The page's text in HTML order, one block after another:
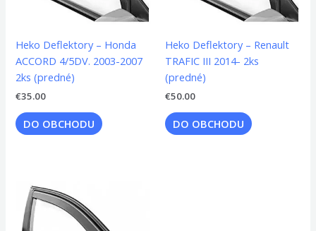
Heko Deflektory – Honda
ACCORD 4/5DV. 2003-2007
2ks (predné)
€35.00
DO OBCHODU
Heko Deflektory – Renault
TRAFIC III 2014- 2ks
(predné)
€50.00
DO OBCHODU